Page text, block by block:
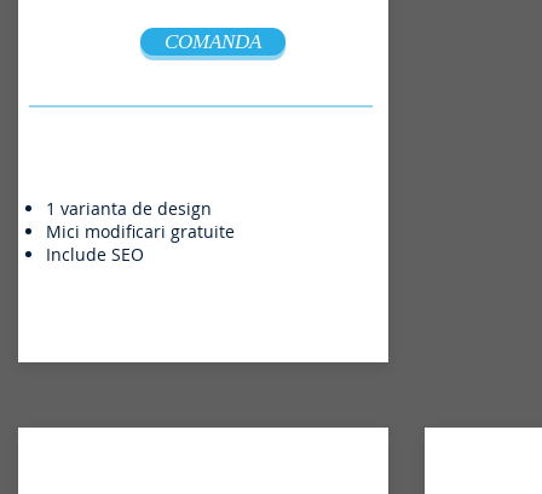
COMANDA
1 varianta de design
Mici modificari gratuite
Include SEO